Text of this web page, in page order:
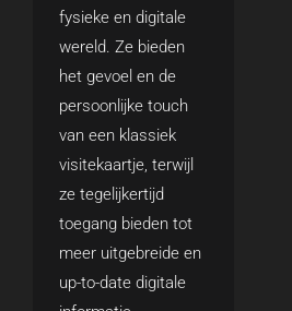
fysieke en digitale
wereld. Ze bieden
het gevoel en de
persoonlijke touch
van een klassiek
visitekaartje, terwijl
ze tegelijkertijd
toegang bieden tot
meer uitgebreide en
up-to-date digitale